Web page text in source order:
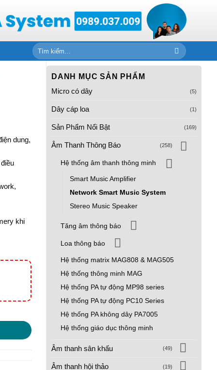
Tìm
kiếm:
DANH MỤC SẢN PHẨM
Micro có dây
(5)
Dây cáp loa (1)
Sản Phẩm Nổi Bật (169)
Âm Thanh Thông Báo (258)
Hệ thống âm thanh thông minh
Smart Music Amplifier
Network Smart Music System
Stereo Music Speaker
Tăng âm thông báo
Loa thông báo
Hệ thống matrix MAG808 & MAG505
Hệ thống thông minh MAG
Hệ thống PA tự động MP98 series
Hệ thống PA tự động PC10 Series
Hệ thống PA không dây PA7005
Hệ thống giáo dục thông minh
Âm thanh sân khấu (49)
Âm thanh hội thảo (19)
dung,
khi